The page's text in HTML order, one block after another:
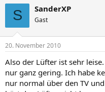
S SanderXP
Gast
20. November 2010
Also der Lüfter ist sehr
nur ganz gering. Ich habe
nur normal über den TV